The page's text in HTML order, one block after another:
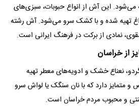
این آش از انواع حبوبات، سبزی‌های
تهیه شده و با کشک سرو می‌شود. آش رشته
نمادی از برکت در فرهنگ ایرانی است.
نعناع خشک و ادویه‌های معطر تهیه
دارد که با نان سنگک یا لواش سرو
و محبوب مردم خراسان است.